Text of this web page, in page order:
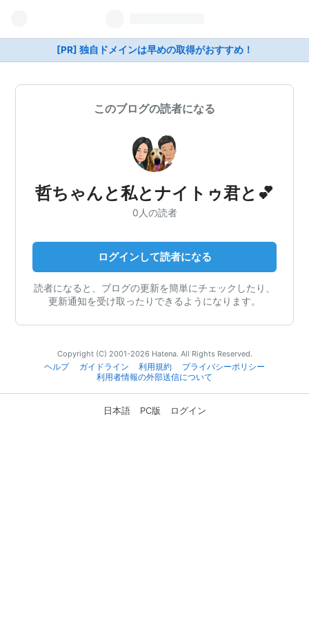
[PR] 独自ドメインは早めの取得がおすすめ！
このブログの読者になる
哲ちゃんと私とナイトゥ君と💕
0人の読者
ログインして読者になる
読者になると、ブログの更新を簡単にチェックしたり、
更新通知を受け取ったりできるようになります。
Copyright (C) 2001-2026 Hatena. All Rights Reserved.
ヘルプ
ガイドライン 利用規約
プライバシーポリシー
利用者情報の外部送信について
日本語 PC版 ログイン